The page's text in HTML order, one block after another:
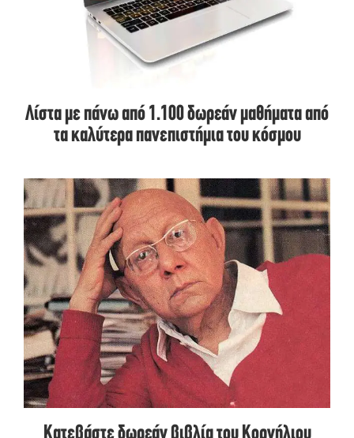
Λίστα με πάνω από 1.100 δωρεάν μαθήματα από
τα καλύτερα πανεπιστήμια του κόσμου